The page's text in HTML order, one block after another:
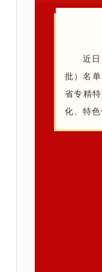
近
批）名
省专精
化、特